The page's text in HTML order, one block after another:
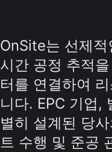
OnSite는 선제
시간 공정 추적
터를 연결하여
니다. EPC 기업,
별히 설계된 당
트 수행 및 준공